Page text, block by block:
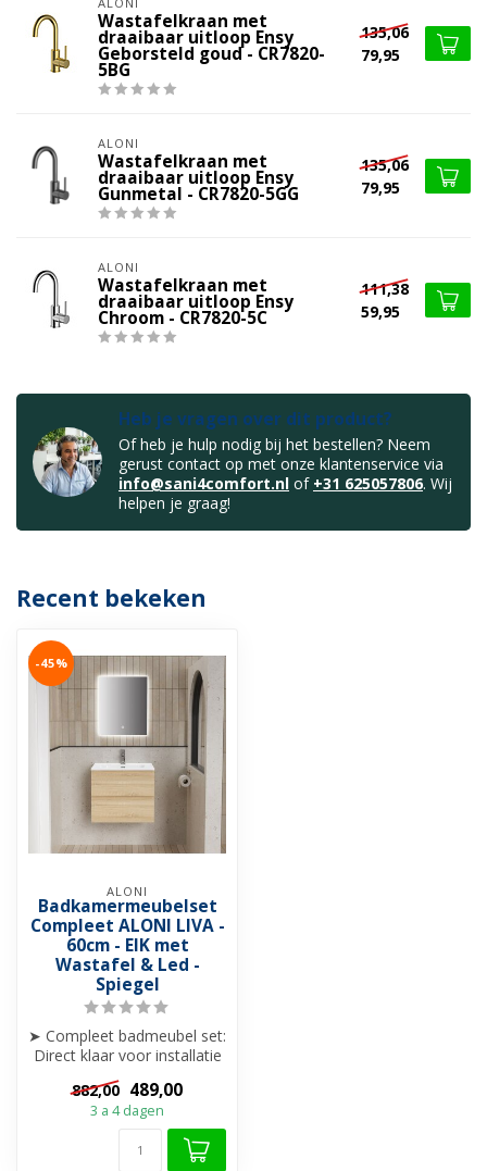
Wastafelkraan met
draaibaar uitloop Ensy
Geborsteld goud - CR7820-
5BG
135,06
79,95
ALONI
Wastafelkraan met
draaibaar uitloop Ensy
Gunmetal - CR7820-5GG
135,06
79,95
ALONI
Wastafelkraan met
draaibaar uitloop Ensy
Chroom - CR7820-5C
111,38
59,95
Heb je vragen over dit product?
Of heb je hulp nodig bij het bestellen? Neem
gerust contact op met onze klantenservice via
info@sani4comfort.nl of +31 625057806. Wij
helpen je graag!
Recent bekeken
-45%
ALONI
Badkamermeubelset
Compleet ALONI LIVA -
60cm - EIK met
Wastafel & Led -
Spiegel
➤ Compleet badmeubel set:
Direct klaar voor installatie
inclusief spiegel en was...
882,00 489,00
3 a 4 dagen